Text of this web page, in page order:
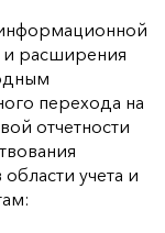
и расширения
перехода на
отчетности
учета и